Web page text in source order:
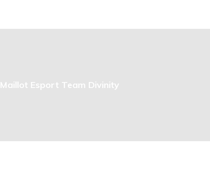
Maillot Esport Team Divinity